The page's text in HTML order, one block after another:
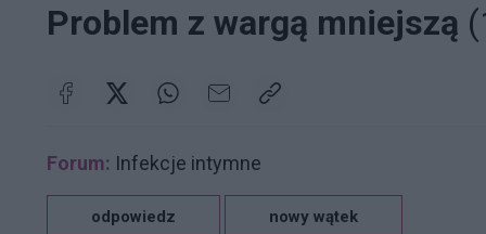
Problem z wargą mniejszą
Forum: Infekcje intymne
odpowiedz nowy wątek